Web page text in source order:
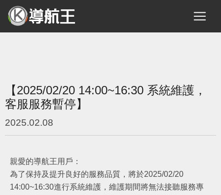
【2025/02/20 14:00~16:30 系統維護，
客服服務暫停】
2025.02.08
親愛的導航王用戶：
為了保持及提升良好的服務品質，將於2025/02/20
14:00~16:30進行系統維護，維護期間將無法接聽服務專